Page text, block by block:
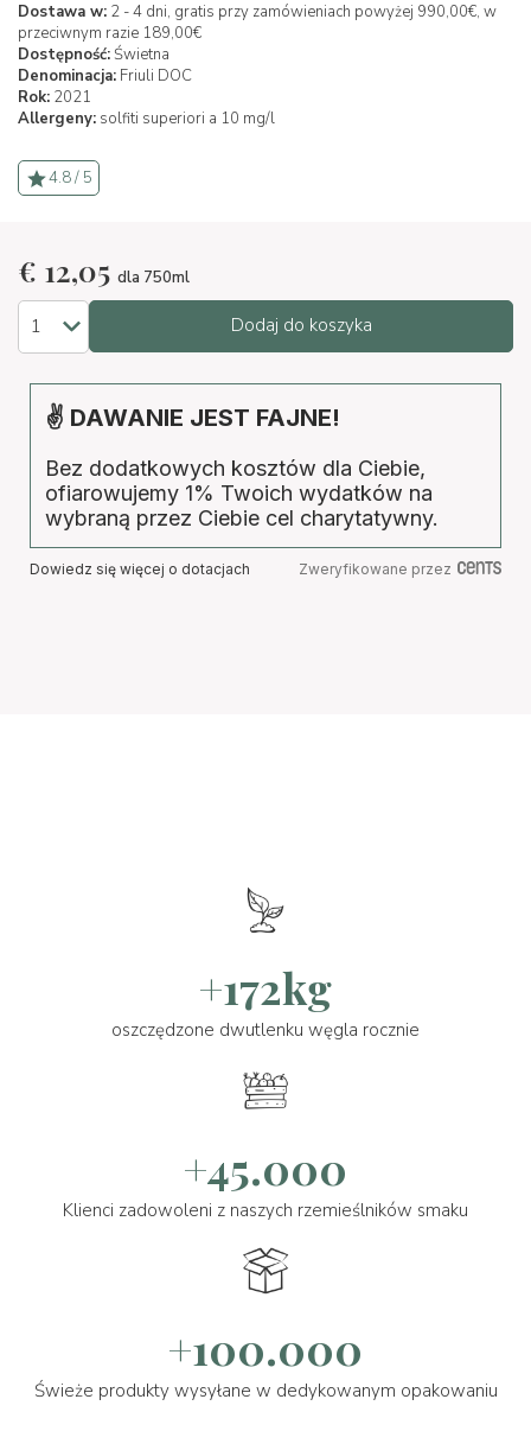
Dostawa w: 2 - 4 dni, gratis przy zamówieniach powyżej 990,00€, w
przeciwnym razie 189,00€
Dostępność:Świetna
Denominacja: Friuli DOC
Rok: 2021
Allergeny: solfiti superiori a 10 mg/l
4.8 / 5
€ 12,05 dla 750ml
Dodaj do koszyka
✌ DAWANIE JEST FAJNE!
Bez dodatkowych kosztów dla Ciebie,
ofiarowujemy 1% Twoich wydatków na
wybraną przez Ciebie cel charytatywny.
Dowiedz się więcej o dotacjach Zweryfikowane przez
+172kg
oszczędzone dwutlenku węgla rocznie
+45.000
Klienci zadowoleni z naszych rzemieślników smaku
+100.000
Świeże produkty wysyłane w dedykowanym opakowaniu